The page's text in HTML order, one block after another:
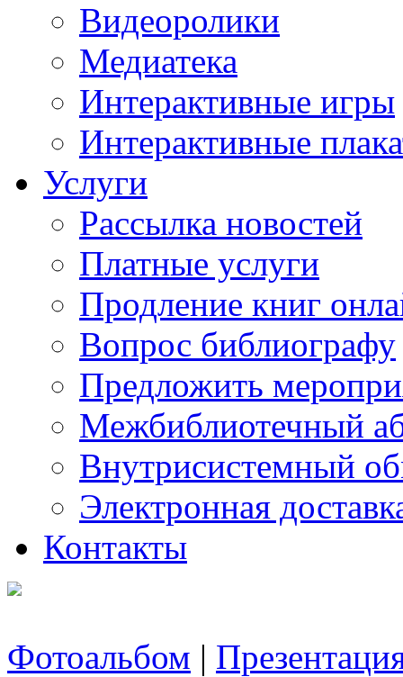
Видеоролики
Медиатека
Интерактивные игры
Интерактивные
Услуги
Рассылка новостей
Платные услуги
Продление книг
Вопрос библиографу
Предложить
Межбиблиотечный
Внутрисистемный
Электронная
Контакты
Фотоальбом |